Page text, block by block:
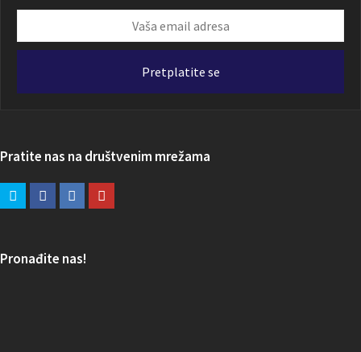
email
Pretplatite se
Pratite nas na društvenim mrežama
Pronađite nas!